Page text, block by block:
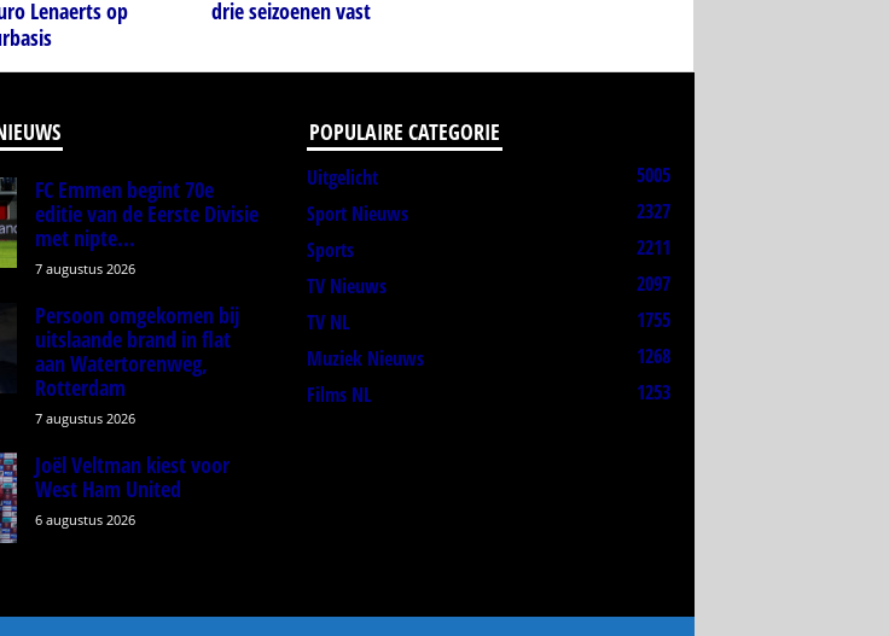
Lenaerts op
drie seizoenen vast
FC Emmen begint 70e
editie van de Eerste Divisie
met nipte...
7 augustus 2026
Persoon omgekomen bij
uitslaande brand in flat
aan Watertorenweg,
Rotterdam
7 augustus 2026
Joël Veltman kiest voor
West Ham United
6 augustus 2026
POPULAIRE CATEGORIE
Uitgelicht
5005
Sport Nieuws
2327
Sports
2211
TV Nieuws
2097
TV NL
1755
Muziek Nieuws
1268
Films NL
1253